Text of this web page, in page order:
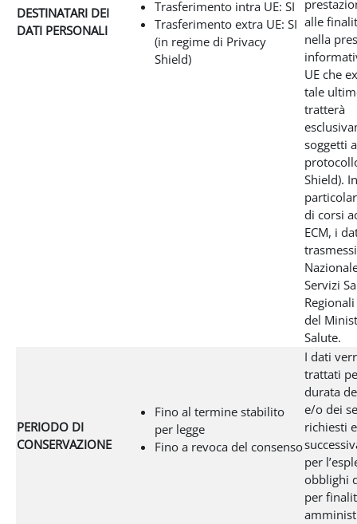
DESTINATARI DEI
DATI PERSONALI
Trasferimento intra UE: SI
Trasferimento extra UE: SI
(in regime di Privacy
Shield)
alle
nella
UE che
tale
tratterà
soggetti
Shield). In
di corsi
ECM, i
Servizi
Regionali
del
Salute.
PERIODO DI
CONSERVAZIONE
Fino al termine stabilito
per legge
Fino a revoca del consenso
I dati
trattati
durata
e/o dei
richiesti
per
obblighi
per